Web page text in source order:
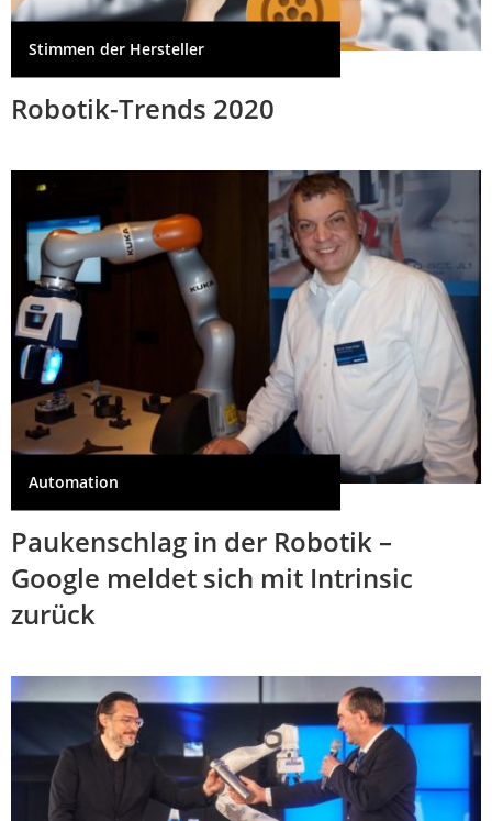
Stimmen der Hersteller
Robotik-Trends 2020
Automation
Paukenschlag in der Robotik –
Google meldet sich mit Intrinsic
zurück